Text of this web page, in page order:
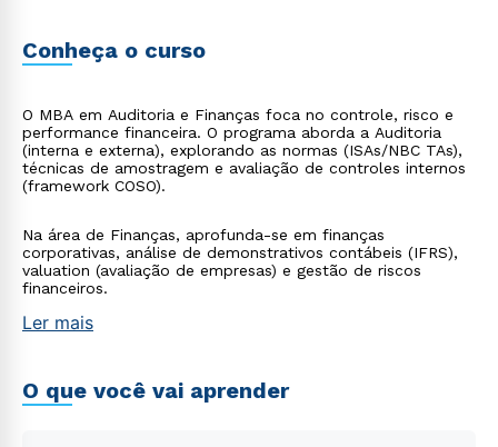
Conheça o curso
O MBA em Auditoria e Finanças foca no controle, risco e
performance financeira. O programa aborda a Auditoria
(interna e externa), explorando as normas (ISAs/NBC TAs),
técnicas de amostragem e avaliação de controles internos
(framework COSO).
Na área de Finanças, aprofunda-se em finanças
corporativas, análise de demonstrativos contábeis (IFRS),
valuation (avaliação de empresas) e gestão de riscos
financeiros.
Ler mais
O que você vai aprender